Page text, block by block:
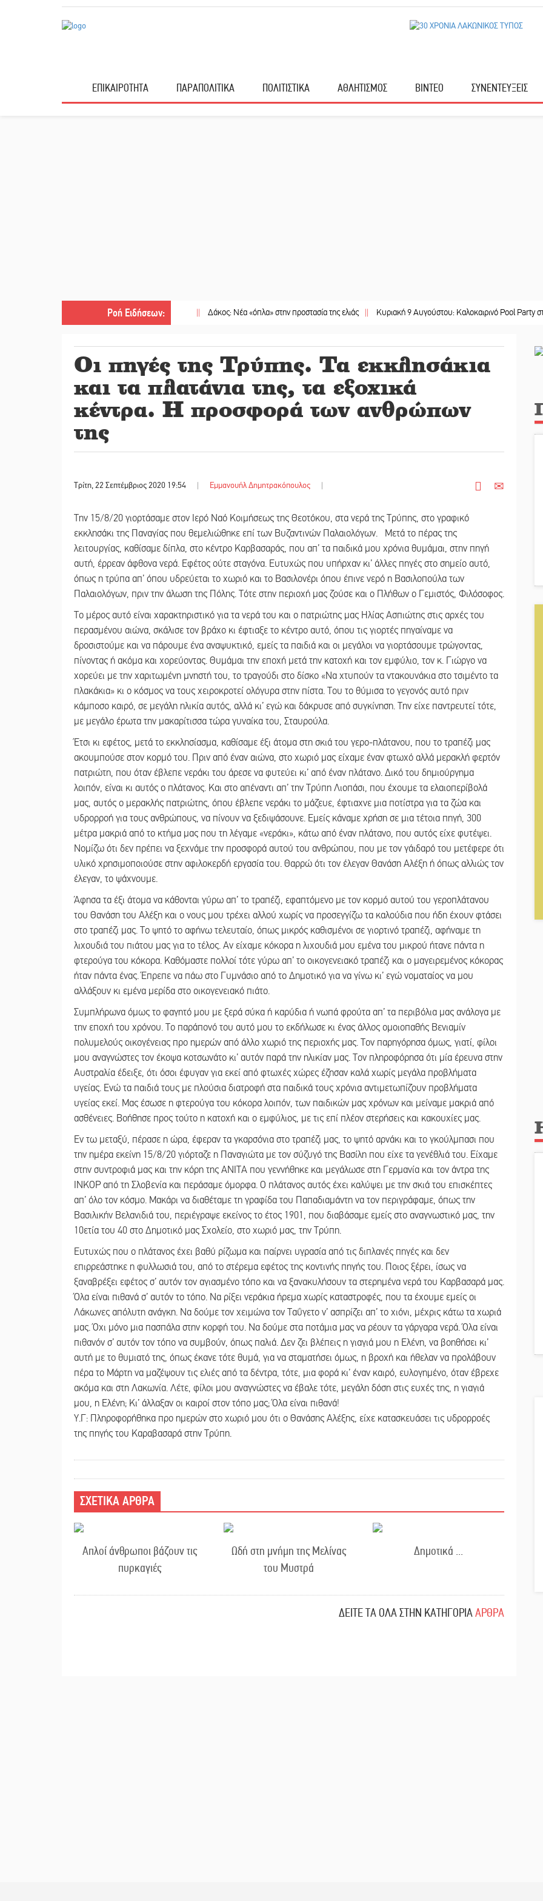
ΕΠΙΚΑΙΡΟΤΗΤΑ ΠΑΡΑΠΟΛΙΤΙΚΑ ΠΟΛΙΤΙΣΤΙΚΑ ΑΘΛΗΤΙΣΜΟΣ ΒΙΝΤΕΟ ΣΥΝΕΝΤΕΥΞΕΙΣ
Ροή Ειδήσεων: Δάκος: Νέα «όπλα» στην προστασία της ελιάς || Κυριακή 9 Αυγούστου: Καλοκαιρινό Pool Party στο
Οι πηγές της Τρύπης. Τα εκκλησάκια
και τα πλατάνια της, τα εξοχικά
κέντρα. Η προσφορά των ανθρώπων
της
Τρίτη, 22 Σεπτέμβριος 2020 19:54 | Εμμανουήλ Δημητρακόπουλος |
Την 15/8/20 γιορτάσαμε στον Ιερό Ναό Κοιμήσεως της Θεοτόκου, στα νερά της Τρύπης, στο γραφικό
εκκλησάκι της Παναγίας που θεμελιώθηκε επί των Βυζαντινών Παλαιολόγων. Μετά το πέρας της
λειτουργίας, καθίσαμε δίπλα, στο κέντρο Καρβασαράς, που απ’ τα παιδικά μου χρόνια θυμάμαι, στην πηγή
αυτή, έρρεαν άφθονα νερά. Εφέτος ούτε σταγόνα. Ευτυχώς που υπήρχαν κι’ άλλες πηγές στο σημείο αυτό,
όπως η τρύπα απ’ όπου υδρεύεται το χωριό και το Βασιλονέρι όπου έπινε νερό η Βασιλοπούλα των
Παλαιολόγων, πριν την άλωση της Πόλης. Τότε στην περιοχή μας ζούσε και ο Πλήθων ο Γεμιστός, Φιλόσοφος.
Το μέρος αυτό είναι χαρακτηριστικό για τα νερά του και ο πατριώτης μας Ηλίας Ασπιώτης στις αρχές του
περασμένου αιώνα, σκάλισε τον βράχο κι έφτιαξε το κέντρο αυτό, όπου τις γιορτές πηγαίναμε να
δροσιστούμε και να πάρουμε ένα αναψυκτικό, εμείς τα παιδιά και οι μεγάλοι να γιορτάσουμε τρώγοντας,
πίνοντας ή ακόμα και χορεύοντας. Θυμάμαι την εποχή μετά την κατοχή και τον εμφύλιο, τον κ. Γιώργο να
χορεύει με την χαριτωμένη μνηστή του, το τραγούδι στο δίσκο «Να χτυπούν τα ντακουνάκια στο τσιμέντο τα
πλακάκια» κι ο κόσμος να τους χειροκροτεί ολόγυρα στην πίστα. Του το θύμισα το γεγονός αυτό πριν
κάμποσο καιρό, σε μεγάλη ηλικία αυτός, αλλά κι’ εγώ και δάκρυσε από συγκίνηση. Την είχε παντρευτεί τότε,
με μεγάλο έρωτα την μακαρίτισσα τώρα γυναίκα του, Σταυρούλα.
Έτσι κι εφέτος, μετά το εκκλησίασμα, καθίσαμε έξι άτομα στη σκιά του γερο-πλάτανου, που το τραπέζι μας
ακουμπούσε στον κορμό του. Πριν από έναν αιώνα, στο χωριό μας είχαμε έναν φτωχό αλλά μερακλή φερτόν
πατριώτη, που όταν έβλεπε νεράκι του άρεσε να φυτεύει κι’ από έναν πλάτανο. Δικό του δημιούργημα
λοιπόν, είναι κι αυτός ο πλάτανος. Και στο απέναντι απ’ την Τρύπη Λιοπάσι, που έχουμε τα ελαιοπερίβολά
μας, αυτός ο μερακλής πατριώτης, όπου έβλεπε νεράκι το μάζευε, έφτιαχνε μια ποτίστρα για τα ζώα και
υδρορροή για τους ανθρώπους, να πίνουν να ξεδιψάσουνε. Εμείς κάναμε χρήση σε μια τέτοια πηγή, 300
μέτρα μακριά από το κτήμα μας που τη λέγαμε «νεράκι», κάτω από έναν πλάτανο, που αυτός είχε φυτέψει.
Νομίζω ότι δεν πρέπει να ξεχνάμε την προσφορά αυτού του ανθρώπου, που με τον γάιδαρό του μετέφερε ότι
υλικό χρησιμοποιούσε στην αφιλοκερδή εργασία του. Θαρρώ ότι τον έλεγαν Θανάση Αλέξη ή όπως αλλιώς τον
έλεγαν, το ψάχνουμε.
Άφησα τα έξι άτομα να κάθονται γύρω απ’ το τραπέζι, εφαπτόμενο με τον κορμό αυτού του γεροπλάτανου
του Θανάση του Αλέξη και ο νους μου τρέχει αλλού χωρίς να προσεγγίζω τα καλούδια που ήδη έχουν φτάσει
στο τραπέζι μας. Το ψητό το αφήνω τελευταίο, όπως μικρός καθισμένοι σε γιορτινό τραπέζι, αφήναμε τη
λιχουδιά του πιάτου μας για το τέλος. Αν είχαμε κόκορα η λιχουδιά μου εμένα του μικρού ήτανε πάντα η
φτερούγα του κόκορα. Καθόμαστε πολλοί τότε γύρω απ’ το οικογενειακό τραπέζι και ο μαγειρεμένος κόκορας
ήταν πάντα ένας. Έπρεπε να πάω στο Γυμνάσιο από το Δημοτικό για να γίνω κι’ εγώ νοματαίος να μου
αλλάξουν κι εμένα μερίδα στο οικογενειακό πιάτο.
Συμπλήρωνα όμως το φαγητό μου με ξερά σύκα ή καρύδια ή νωπά φρούτα απ’ τα περιβόλια μας ανάλογα με
την εποχή του χρόνου. Το παράπονό του αυτό μου το εκδήλωσε κι ένας άλλος ομοιοπαθής Βενιαμίν
πολυμελούς οικογένειας προ ημερών από άλλο χωριό της περιοχής μας. Τον παρηγόρησα όμως, γιατί, φίλοι
μου αναγνώστες τον έκοψα κοτσωνάτο κι’ αυτόν παρά την ηλικίαν μας. Τον πληροφόρησα ότι μία έρευνα στην
Αυστραλία έδειξε, ότι όσοι έφυγαν για εκεί από φτωχές χώρες έζησαν καλά χωρίς μεγάλα προβλήματα
υγείας. Ενώ τα παιδιά τους με πλούσια διατροφή στα παιδικά τους χρόνια αντιμετωπίζουν προβλήματα
υγείας εκεί. Μας έσωσε η φτερούγα του κόκορα λοιπόν, των παιδικών μας χρόνων και μείναμε μακριά από
ασθένειες. Βοήθησε προς τούτο η κατοχή και ο εμφύλιος, με τις επί πλέον στερήσεις και κακουχίες μας.
Εν τω μεταξύ, πέρασε η ώρα, έφεραν τα γκαρσόνια στο τραπέζι μας, το ψητό αρνάκι και το γκούλμπασι που
την ημέρα εκείνη 15/8/20 γιόρταζε η Παναγιώτα με τον σύζυγό της Βασίλη που είχε τα γενέθλιά του. Είχαμε
στην συντροφιά μας και την κόρη της ΑΝΙΤΑ που γεννήθηκε και μεγάλωσε στη Γερμανία και τον άντρα της
ΙΝΚΟΡ από τη Σλοβενία και περάσαμε όμορφα. Ο πλάτανος αυτός έχει καλύψει με την σκιά του επισκέπτες
απ’ όλο τον κόσμο. Μακάρι να διαθέταμε τη γραφίδα του Παπαδιαμάντη να τον περιγράφαμε, όπως την
Βασιλικήν Βελανιδιά του, περιέγραψε εκείνος το έτος 1901, που διαβάσαμε εμείς στο αναγνωστικό μας, την
10ετία του 40 στο Δημοτικό μας Σχολείο, στο χωριό μας, την Τρύπη.
Ευτυχώς που ο πλάτανος έχει βαθύ ρίζωμα και παίρνει υγρασία από τις διπλανές πηγές και δεν
επιρρεάστηκε η φυλλωσιά του, από το στέρεμα εφέτος της κοντινής πηγής του. Ποιος ξέρει, ίσως να
ξαναβρέξει εφέτος σ’ αυτόν τον αγιασμένο τόπο και να ξανακυλήσουν τα στερημένα νερά του Καρβασαρά μας.
Όλα είναι πιθανά σ’ αυτόν το τόπο. Να ρίξει νεράκια ήρεμα χωρίς καταστροφές, που τα έχουμε εμείς οι
Λάκωνες απόλυτη ανάγκη. Να δούμε τον χειμώνα τον Ταΰγετο ν’ ασπρίζει απ’ το χιόνι, μέχρις κάτω τα χωριά
μας. Όχι μόνο μια πασπάλα στην κορφή του. Να δούμε στα ποτάμια μας να ρέουν τα γάργαρα νερά. Όλα είναι
πιθανόν σ’ αυτόν τον τόπο να συμβούν, όπως παλιά. Δεν ζει βλέπεις η γιαγιά μου η Ελένη, να βοηθήσει κι’
αυτή με το θυμιατό της, όπως έκανε τότε θυμά, για να σταματήσει όμως, η βροχή και ήθελαν να προλάβουν
πέρα το Μάρτη να μαζέψουν τις ελιές από τα δέντρα, τότε, μια φορά κι’ έναν καιρό, ευλογημένο, όταν έβρεχε
ακόμα και στη Λακωνία. Λέτε, φίλοι μου αναγνώστες να έβαλε τότε, μεγάλη δόση στις ευχές της, η γιαγιά
μου, η Ελένη; Κι’ άλλαξαν οι καιροί στον τόπο μας; Όλα είναι πιθανά!
Υ.Γ: Πληροφορήθηκα προ ημερών στο χωριό μου ότι ο Θανάσης Αλέξης, είχε κατασκευάσει τις υδρορροές
της πηγής του Καραβασαρά στην Τρύπη.
ΣΧΕΤΙΚΑ ΑΡΘΡΑ
Απλοί άνθρωποι βάζουν τις
πυρκαγιές
Ωδή στη μνήμη της Μελίνας
του Μυστρά
Δημοτικά ...
ΔΕΙΤΕ ΤΑ ΟΛΑ ΣΤΗΝ ΚΑΤΗΓΟΡΙΑΑΡΘΡΑ